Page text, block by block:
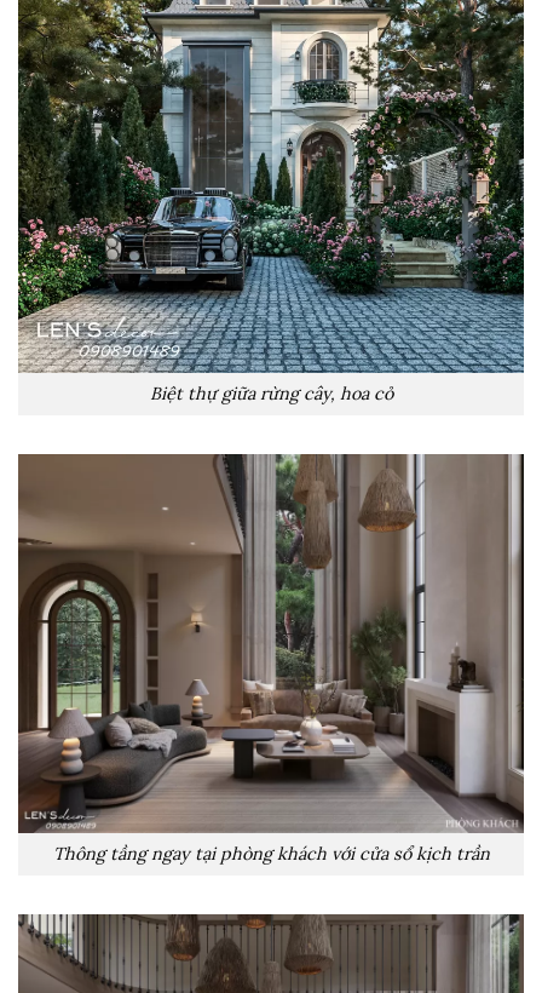
Biệt thự giữa rừng cây, hoa cỏ
Thông tầng ngay tại phòng khách với cửa sổ kịch trần